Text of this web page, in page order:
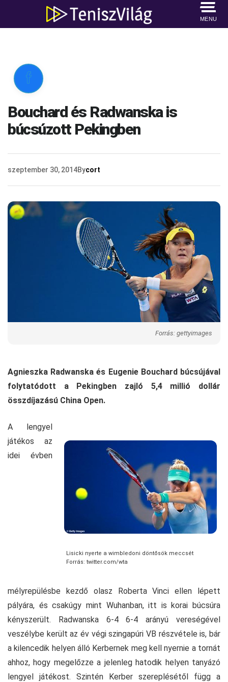
MENU

Bouchard és Radwanska is
búcsúzott Pekingben
szeptember 30, 2014Bycort
Forrás: gettyimages
Agnieszka Radwanska és Eugenie Bouchard búcsújával
folytatódott a Pekingben zajló 5,4 millió dollár
összdíjazású China Open.
Lisicki nyerte a wimbledoni döntősök meccsét
Forrás: twitter.com/wta
A lengyel
játékos az
idei évben
mélyrepülésbe kezdő olasz Roberta Vinci ellen lépett
pályára, és csakúgy mint Wuhanban, itt is korai búcsúra
kényszerült. Radwanska 6-4 6-4 arányú vereségével
veszélybe került az év végi szingapúri VB részvétele is, bár
a kilencedik helyen álló Kerbernek meg kell nyernie a tornát
ahhoz, hogy megelőzze a jelenleg hatodik helyen tanyázó
lengyel játékost. Szintén Kerber szereplésétől függ a